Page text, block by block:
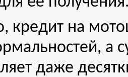
кредит на
а
даже